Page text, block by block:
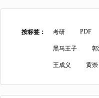
按标签： 考研 PDF
黑马王子
王成义 黄崇